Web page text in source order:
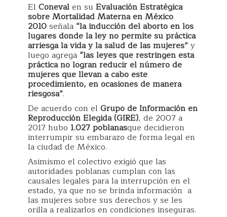
El Conevalen su Evaluación Estratégica
sobre Mortalidad Materna en México
2010señala “la inducción del aborto en los
lugares donde la ley no permite su práctica
arriesga la vida y la salud de las mujeres”y
luego agrega “las leyes que restringen esta
práctica no logran reducir el número de
mujeres que llevan a cabo este
procedimiento, en ocasiones de manera
riesgosa”.
De acuerdo con el Grupo de Información en
Reproducción Elegida (GIRE), de 2007 a
2017 hubo 1.027 poblanasque decidieron
interrumpir su embarazo de forma legal en
la ciudad de México.
Asimismo el colectivo exigió que las
autoridades poblanas cumplan con las
causales legales para la interrupción en el
estado, ya que no se brinda información a
las mujeres sobre sus derechos y se les
orilla a realizarlos en condiciones inseguras.